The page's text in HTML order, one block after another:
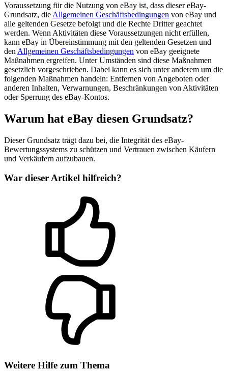
Voraussetzung für die Nutzung von eBay ist, dass dieser eBay-
Grundsatz, die Allgemeinen Geschäftsbedingungen von eBay und
alle geltenden Gesetze befolgt und die Rechte Dritter geachtet
werden. Wenn Aktivitäten diese Voraussetzungen nicht erfüllen,
kann eBay in Übereinstimmung mit den geltenden Gesetzen und
den Allgemeinen Geschäftsbedingungen von eBay geeignete
Maßnahmen ergreifen. Unter Umständen sind diese Maßnahmen
gesetzlich vorgeschrieben. Dabei kann es sich unter anderem um die
folgenden Maßnahmen handeln: Entfernen von Angeboten oder
anderen Inhalten, Verwarnungen, Beschränkungen von Aktivitäten
oder Sperrung des eBay-Kontos.
Warum hat eBay diesen Grundsatz?
Dieser Grundsatz trägt dazu bei, die Integrität des eBay-
Bewertungssystems zu schützen und Vertrauen zwischen Käufern
und Verkäufern aufzubauen.
War dieser Artikel hilfreich?
Weitere Hilfe zum Thema